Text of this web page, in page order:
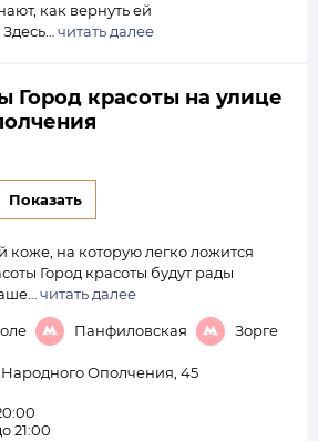
как вернуть ей
читать далее
Город красоты на улице
Показать
коже, на которую легко ложится
Город красоты будут рады
читать далее
Панфиловская Зорге
Ополчения, 45
21:00